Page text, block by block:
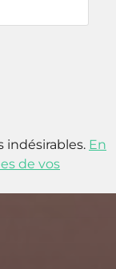
indésirables. En
de vos